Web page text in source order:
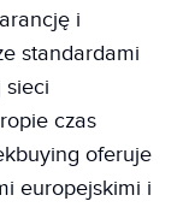
i
standardami
sieci
czas
oferuje
europejskimi i